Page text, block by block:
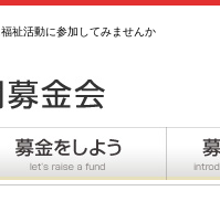
祉活動に参加してみませんか